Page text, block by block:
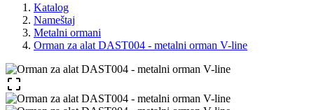
Katalog
Nameštaj
Metalni ormani
Orman za alat DAST004 - metalni orman V-line
